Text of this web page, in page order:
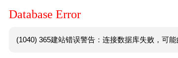
Database Error
(1040) 365建站错误警告：连接数据库失败，可